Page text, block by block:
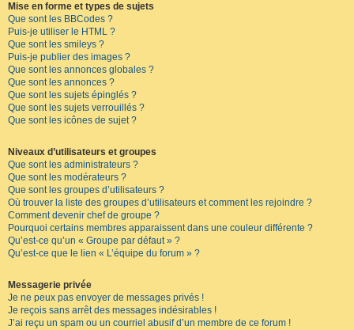
Mise en forme et types de sujets
Que sont les BBCodes ?
Puis-je utiliser le HTML ?
Que sont les smileys ?
Puis-je publier des images ?
Que sont les annonces globales ?
Que sont les annonces ?
Que sont les sujets épinglés ?
Que sont les sujets verrouillés ?
Que sont les icônes de sujet ?
Niveaux d’utilisateurs et groupes
Que sont les administrateurs ?
Que sont les modérateurs ?
Que sont les groupes d’utilisateurs ?
Où trouver la liste des groupes d’utilisateurs et comment les rejoindre ?
Comment devenir chef de groupe ?
Pourquoi certains membres apparaissent dans une couleur différente ?
Qu’est-ce qu’un « Groupe par défaut » ?
Qu’est-ce que le lien « L’équipe du forum » ?
Messagerie privée
Je ne peux pas envoyer de messages privés !
Je reçois sans arrêt des messages indésirables !
J’ai reçu un spam ou un courriel abusif d’un membre de ce forum !